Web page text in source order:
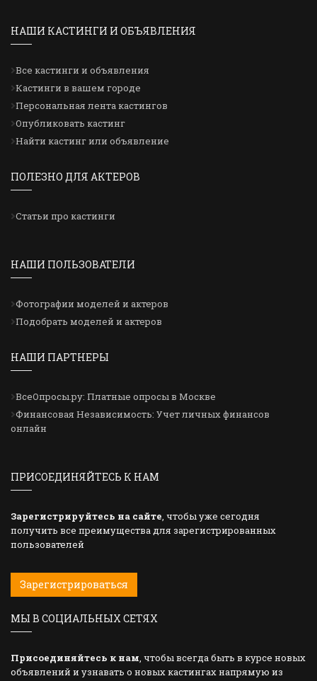
НАШИ КАСТИНГИ И ОБЪЯВЛЕНИЯ
Все кастинги и объявления
Кастинги в вашем городе
Персональная лента кастингов
Опубликовать кастинг
Найти кастинг или объявление
ПОЛЕЗНО ДЛЯ АКТЕРОВ
Статьи про кастинги
НАШИ ПОЛЬЗОВАТЕЛИ
Фотографии моделей и актеров
Подобрать моделей и актеров
НАШИ ПАРТНЕРЫ
ВсеОпросы.ру: Платные опросы в Москве
Финансовая Независимость: Учет личных финансов
онлайн
ПРИСОЕДИНЯЙТЕСЬ К НАМ
Зарегистрируйтесь на сайте, чтобы уже сегодня
получить все преимущества для зарегистрированных
пользователей
Зарегистрироваться
МЫ В СОЦИАЛЬНЫХ СЕТЯХ
Присоединяйтесь к нам, чтобы всегда быть в курсе новых
объявлений и узнавать о новых кастингах напрямую из